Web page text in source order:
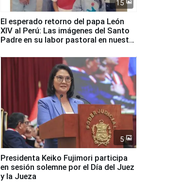
15
El esperado retorno del papa León
XIV al Perú: Las imágenes del Santo
Padre en su labor pastoral en nuestro
5
Presidenta Keiko Fujimori participa
en sesión solemne por el Día del Juez
y la Jueza